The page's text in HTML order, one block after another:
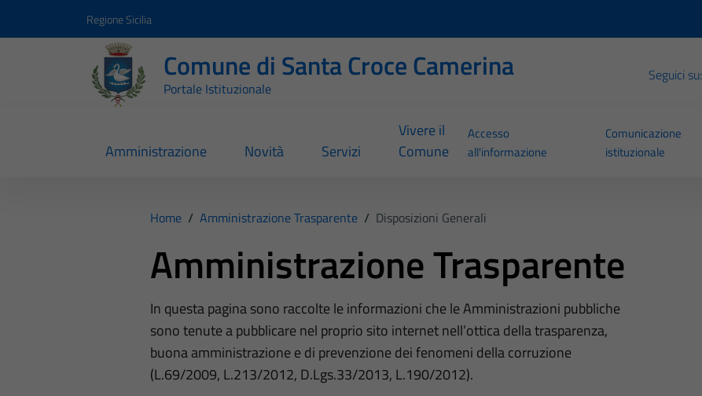
Regione Sicilia
Comune di Santa Croce Camerina
Portale Istituzionale
Seguici su:
Amministrazione Novità Servizi
Vivere il
Comune
Accesso
all'informazione
Comunicazione
istituzionale
Home / Amministrazione Trasparente / Disposizioni Generali
Amministrazione Trasparente
In questa pagina sono raccolte le informazioni che le Amministrazioni pubbliche
sono tenute a pubblicare nel proprio sito internet nell’ottica della trasparenza,
buona amministrazione e di prevenzione dei fenomeni della corruzione
(L.69/2009, L.213/2012, D.Lgs.33/2013, L.190/2012).